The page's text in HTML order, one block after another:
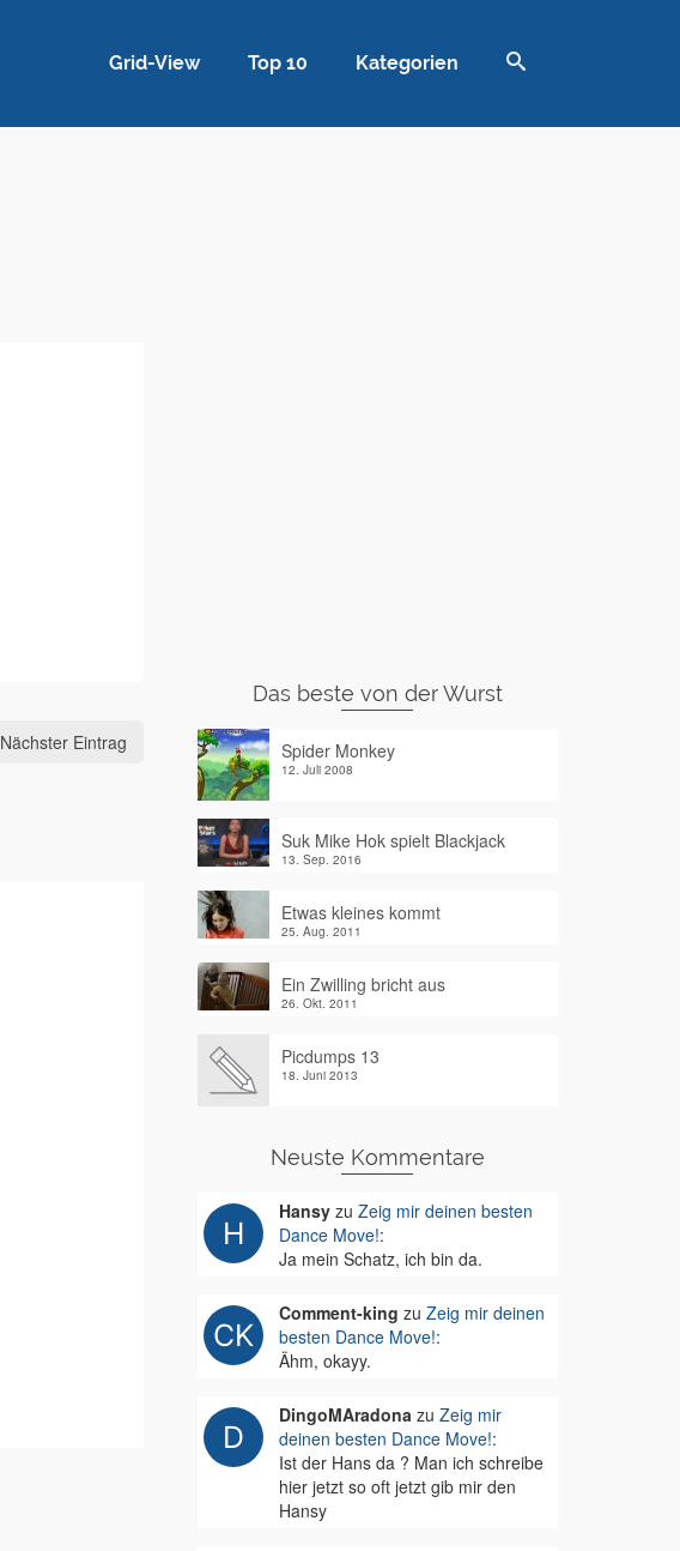
Grid-View Top 10 Kategorien
Nächster Eintrag
Das beste von der Wurst
Spider Monkey
12. Juli 2008
Suk Mike Hok spielt Blackjack
13. Sep. 2016
Etwas kleines kommt
25. Aug. 2011
Ein Zwilling bricht aus
26. Okt. 2011
Picdumps 13
18. Juni 2013
Neuste Kommentare
Hansyzu Zeig mir deinen besten
Dance Move!:
Ja mein Schatz, ich bin da.
Comment-king zu Zeig mir deinen
besten Dance Move!:
Ähm, okayy.
DingoMAradonazu Zeig mir
deinen besten Dance Move!:
Ist der Hans da ? Man ich schreibe
hier jetzt so oft jetzt gib mir den
Hansy